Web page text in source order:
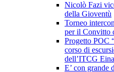
Nicolò Fazi
della Gioventù
Torneo
per il Convitto
Progetto POC
corso di
dell’ITCG
E’ con grande